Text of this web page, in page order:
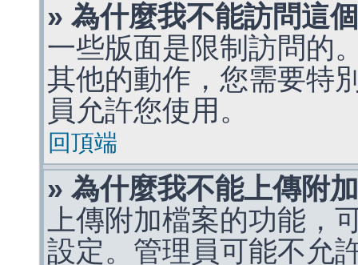
» 為什麼我不能訪問這
一些版面是限制訪問的
其他的動作，您需要特
員允許您使用。
回頂端
» 為什麼我不能上傳附
上傳附加檔案的功能，
設定。管理員可能不允